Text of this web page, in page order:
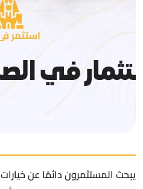
يبحث المستثمرون دائمًا عن